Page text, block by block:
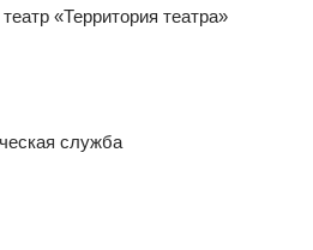
«Территория театра»
служба